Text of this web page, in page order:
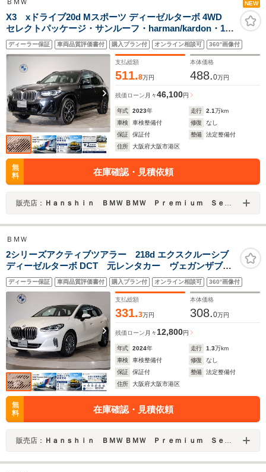
ＢＭＷ NEW
X3 xドライブ20d Mスポーツ ディーゼルターボ 4WD
セレクトパッケージ・サンルーフ・harman/kardon・1オ
ーナー・前後シート&ハンドルヒーター・ヘッドアップデ
ィスプレイ・サンプロテクション/アコースティックガラ
ス・後席バックレストアジャスト
ディーラー保証 車両品質評価書付 購入プラン付 オンライン相談可 360°画像付
支払総額
511.8万円
本体価格
488.0万円
残価ローン 月々46,100円
年式 2023年 走行 2.1万km
車検
車検整備付 修復
なし
保証
保証付 整備
法定整備付
住所
大阪府大阪市港区
無
料
在庫確認・見積依頼
販売店： Ｈａｎｓｈｉｎ ＢＭＷ ＢＭＷ Ｐｒｅｍｉｕｍ Ｓｅｌｅｃｔｉｏｎ 大阪ベイ
ＢＭＷ
2シリーズアクティブツアラー 218d エクスクルーシブ
ディーゼルターボ DCT 元レンタカー ヴェガンザブラ
ックシート ヘッドアップディスプレイ カーブドディ
スプレイ シートヒーター アクティブクルーズコント
ロール 全周囲カメラ ステアリングアシスト LEDヘ
ッドライト
ディーラー保証 車両品質評価書付 購入プラン付 オンライン相談可 360°画像付
支払総額
331.3万円
本体価格
308.0万円
残価ローン 月々12,800円
年式 2024年 走行 1.3万km
車検
車検整備付 修復
なし
保証
保証付 整備
法定整備付
住所
大阪府大阪市港区
無
料
在庫確認・見積依頼
販売店： Ｈａｎｓｈｉｎ ＢＭＷ ＢＭＷ Ｐｒｅｍｉｕｍ Ｓｅｌｅｃｔｉｏｎ 大阪ベイ